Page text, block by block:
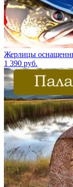
Жерлицы
1 390 руб.